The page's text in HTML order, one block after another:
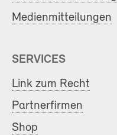
Medienmitteilungen
SERVICES
Link zum Recht
Partnerfirmen
Shop